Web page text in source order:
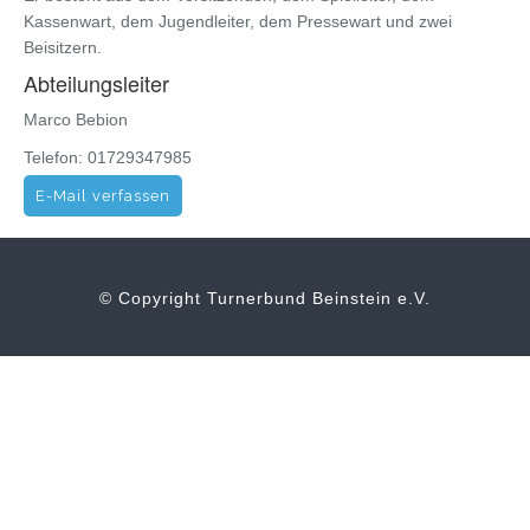
Kassenwart, dem Jugendleiter, dem Pressewart und zwei
Beisitzern.
Abteilungsleiter
Marco Bebion
Telefon: 01729347985
E-Mail verfassen
© Copyright Turnerbund Beinstein e.V.